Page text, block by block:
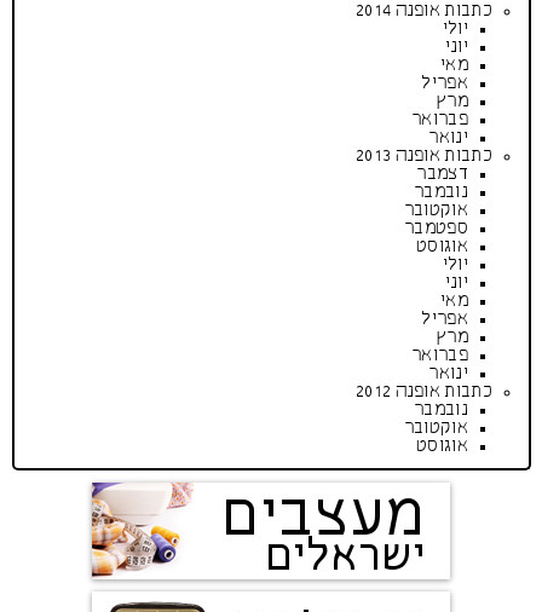
כתבות אופנה 2014
יולי
יוני
מאי
אפריל
מרץ
פברואר
ינואר
כתבות אופנה 2013
דצמבר
נובמבר
אוקטובר
ספטמבר
אוגוסט
יולי
יוני
מאי
אפריל
מרץ
פברואר
ינואר
כתבות אופנה 2012
נובמבר
אוקטובר
אוגוסט
מעצבים
ישראלים